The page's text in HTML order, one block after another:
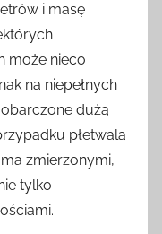
i masę
może nieco
na niepełnych
dużą
płetwala
zmierzonymi,
tylko